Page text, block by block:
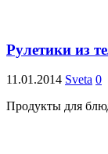
Рулетики из
11.01.2014 Sveta 0
Продукты для